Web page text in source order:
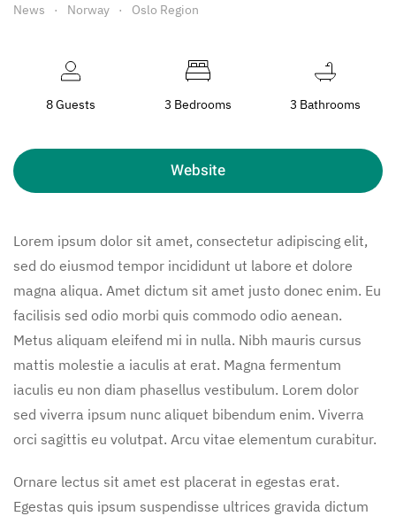
News Norway Oslo Region
8 Guests 3 Bedrooms 3 Bathrooms
Website
Lorem ipsum dolor sit amet, consectetur adipiscing elit,
sed do eiusmod tempor incididunt ut labore et dolore
magna aliqua. Amet dictum sit amet justo donec enim. Eu
facilisis sed odio morbi quis commodo odio aenean.
Metus aliquam eleifend mi in nulla. Nibh mauris cursus
mattis molestie a iaculis at erat. Magna fermentum
iaculis eu non diam phasellus vestibulum. Lorem dolor
sed viverra ipsum nunc aliquet bibendum enim. Viverra
orci sagittis eu volutpat. Arcu vitae elementum curabitur.
Ornare lectus sit amet est placerat in egestas erat.
Egestas quis ipsum suspendisse ultrices gravida dictum